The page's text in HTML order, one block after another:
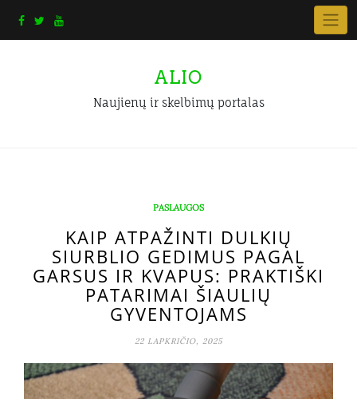
ALIO
Naujienų ir skelbimų portalas
PASLAUGOS
KAIP ATPAŽINTI DULKIŲ
SIURBLIO GEDIMUS PAGAL
GARSUS IR KVAPUS: PRAKTIŠKI
PATARIMAI ŠIAULIŲ
GYVENTOJAMS
22 LAPKRIČIO, 2025